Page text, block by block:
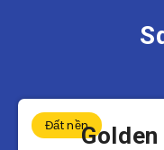
Đất nềnGolden